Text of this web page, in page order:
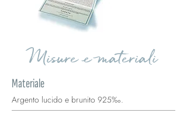
Misure e materiali
Materiale
Argento lucido e brunito 925‰.